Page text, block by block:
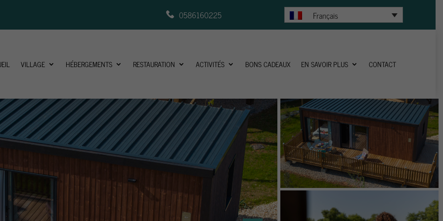
0586160225 Français
VILLAGE HÉBERGEMENTS RESTAURATION ACTIVITÉS BONS CADEAUX EN SAVOIR PLUS CONTACT